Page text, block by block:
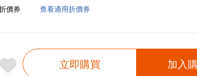
價券
查看適用折價券
立即購買 加入